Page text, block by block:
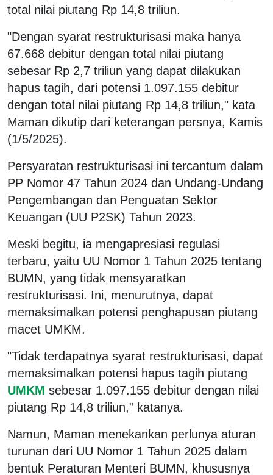
total nilai piutang Rp 14,8 triliun.
"Dengan syarat restrukturisasi maka hanya
67.668 debitur dengan total nilai piutang
sebesar Rp 2,7 triliun yang dapat dilakukan
hapus tagih, dari potensi 1.097.155 debitur
dengan total nilai piutang Rp 14,8 triliun," kata
Maman dikutip dari keterangan persnya, Kamis
(1/5/2025).
Persyaratan restrukturisasi ini tercantum dalam
PP Nomor 47 Tahun 2024 dan Undang-Undang
Pengembangan dan Penguatan Sektor
Keuangan (UU P2SK) Tahun 2023.
Meski begitu, ia mengapresiasi regulasi
terbaru, yaitu UU Nomor 1 Tahun 2025 tentang
BUMN, yang tidak mensyaratkan
restrukturisasi. Ini, menurutnya, dapat
memaksimalkan potensi penghapusan piutang
macet UMKM.
"Tidak terdapatnya syarat restrukturisasi, dapat
memaksimalkan potensi hapus tagih piutang
UMKM sebesar 1.097.155 debitur dengan nilai
piutang Rp 14,8 triliun,” katanya.
Namun, Maman menekankan perlunya aturan
turunan dari UU Nomor 1 Tahun 2025 dalam
bentuk Peraturan Menteri BUMN, khususnya